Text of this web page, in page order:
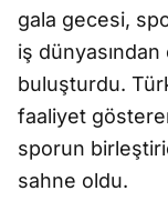
gala gecesi,
iş dünyasından
buluşturdu.
faaliyet
sporun
sahne oldu.